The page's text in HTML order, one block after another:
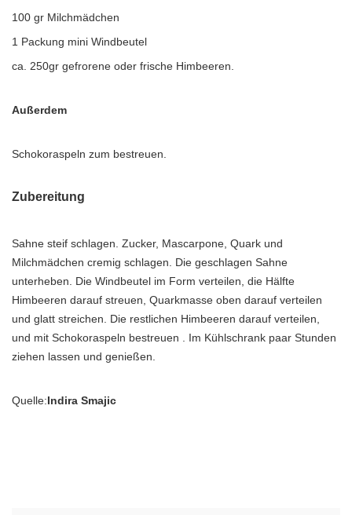
100 gr Milchmädchen
1 Packung mini Windbeutel
ca. 250gr gefrorene oder frische Himbeeren.
Außerdem
Schokoraspeln zum bestreuen.
Zubereitung
Sahne steif schlagen. Zucker, Mascarpone, Quark und
Milchmädchen cremig schlagen. Die geschlagen Sahne
unterheben. Die Windbeutel im Form verteilen, die Hälfte
Himbeeren darauf streuen, Quarkmasse oben darauf verteilen
und glatt streichen. Die restlichen Himbeeren darauf verteilen,
und mit Schokoraspeln bestreuen . Im Kühlschrank paar Stunden
ziehen lassen und genießen.
Quelle:Indira Smajic